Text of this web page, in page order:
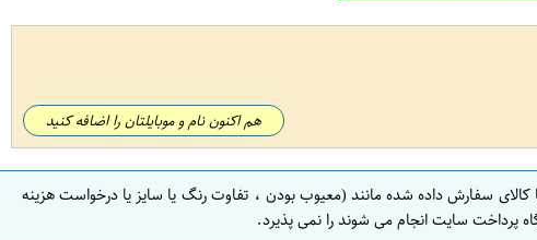
هم اکنون نام و موبایلتان را اضافه کنید
سفارش داده شده مانند (معیوب بودن ، تفاوت رنگ یا سایز یا درخواست هزینه
پرداخت سایت انجام می شوند را نمی پذیرد.